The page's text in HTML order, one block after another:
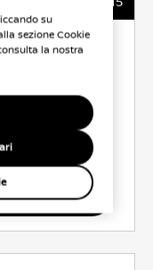
su
sezione Cookie
la nostra